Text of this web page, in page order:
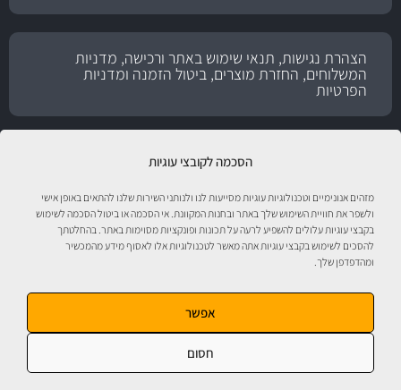
הסכמה לקובצי עוגיות
מזהים אנונימיים וטכנולוגיות עוגיות מסייעות לנו ולנותני השירות שלנו להתאים באופן אישי
ולשפר את חוויית השימוש שלך באתר ובחנות המקוונת. אי הסכמה או ביטול הסכמה לשימוש
בקבצי עוגיות עלולים להשפיע לרעה על תכונות ופונקציות מסוימות באתר. בהחלטתך
להסכים לשימוש בקבצי עוגיות אתה מאשר לטכנולוגיות אלו לאסוף מידע מהמכשיר
ומהדפדפן שלך.
אפשר
חסום
הצהרת נגישות, תנאי שימוש באתר ורכישה, מדניות
המשלוחים, החזרת מוצרים, ביטול הזמנה ומדניות
הפרטיות
אוטוסטור - ספורט מוטורי, חלקי חילוף, אביזרים, שמנים, נוזלים, חומרי עבודה ומוצרי